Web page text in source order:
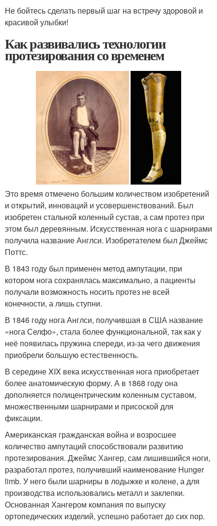
Не бойтесь сделать первый шаг на встречу здоровой и
красивой улыбки!
Как развивались технологии
протезирования со временем
Это время отмечено большим количеством изобретений
и открытий, инноваций и усовершенствований. Был
изобретен стальной коленный сустав, а сам протез при
этом был деревянным. Искусственная нога с шарнирами
получила название Англси. Изобретателем был Джеймс
Поттс.
В 1843 году был применен метод ампутации, при
котором нога сохранялась максимально, а пациенты
получали возможность носить протез не всей
конечности, а лишь ступни.
В 1846 году нога Англси, получившая в США название
«нога Селфо», стала более функциональной, так как у
неё появилась пружина спереди, из-за чего движения
приобрели большую естественность.
В середине XIX века искусственная нога приобретает
более анатомическую форму. А в 1868 году она
дополняется полицентрическим коленным суставом,
множественными шарнирами и присоской для
фиксации.
Американская гражданская война и возросшее
количество ампутаций способствовали развитию
протезирования. Джеймс Хангер, сам лишившийся ноги,
разработал протез, получивший наименование Hunger
limb. У него были шарниры в лодыжке и колене, а для
производства использовались металл и заклепки.
Основанная Хангером компания по выпуску
ортопедических изделий, успешно работает до сих пор.